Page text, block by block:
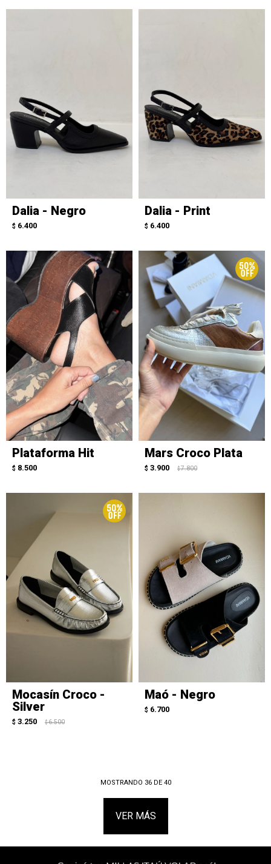
Dalia - Negro
$ 6.400
Dalia - Print
$ 6.400
Plataforma Hit
$ 8.500
Mars Croco Plata
$ 3.900 $ 7.800
Mocasín Croco -
Silver
$ 3.250 $ 6.500
Maó - Negro
$ 6.700
MOSTRANDO 36DE 40
VER MÁS